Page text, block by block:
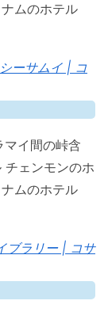
ムのホテル
ーサムイ | コ
イ間の峠含
チェンモンのホ
ムのホテル
ブラリー | コサ